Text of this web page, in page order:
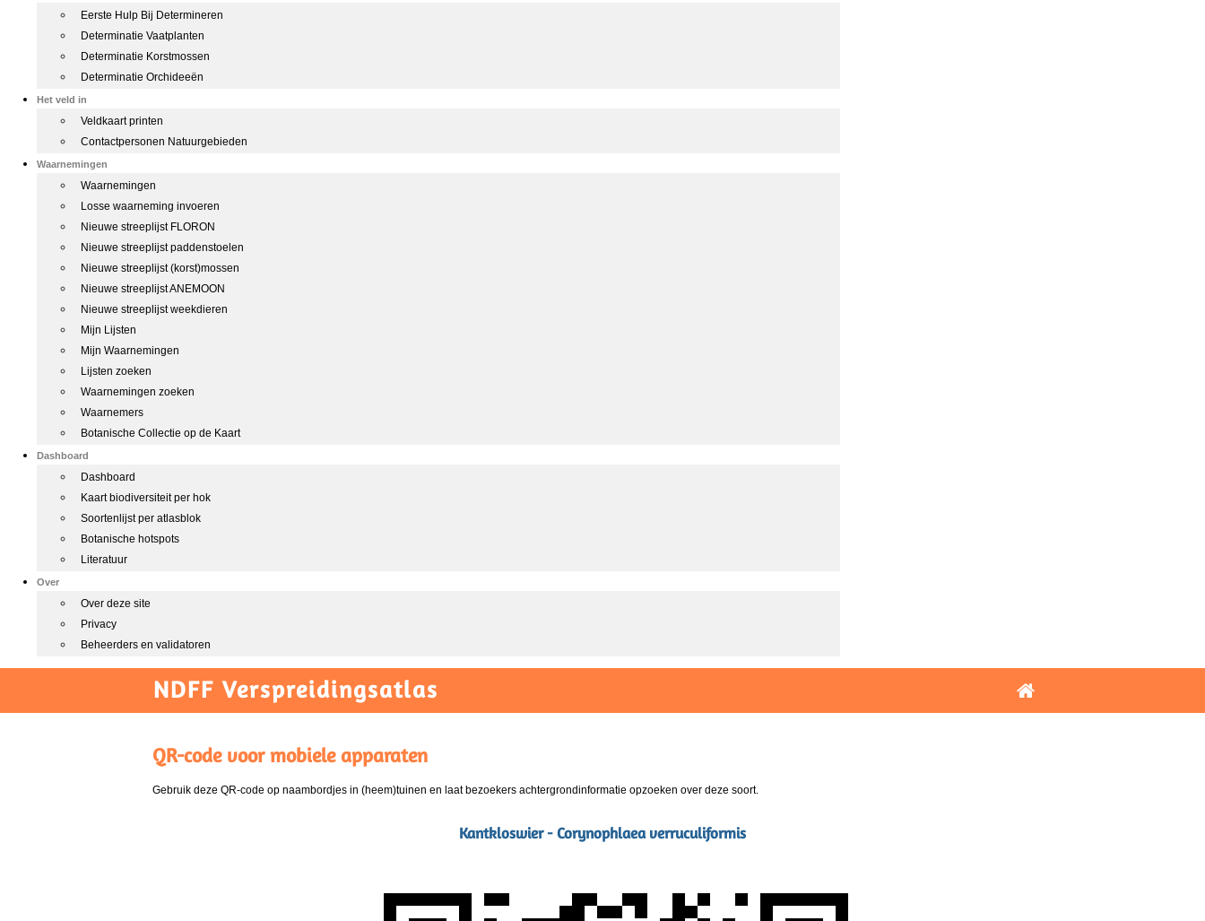
Eerste Hulp Bij Determineren
Determinatie Vaatplanten
Determinatie Korstmossen
Determinatie Orchideeën
Het veld in
Veldkaart printen
Contactpersonen Natuurgebieden
Waarnemingen
Waarnemingen
Losse waarneming invoeren
Nieuwe streeplijst FLORON
Nieuwe streeplijst paddenstoelen
Nieuwe streeplijst (korst)mossen
Nieuwe streeplijst ANEMOON
Nieuwe streeplijst weekdieren
Mijn Lijsten
Mijn Waarnemingen
Lijsten zoeken
Waarnemingen zoeken
Waarnemers
Botanische Collectie op de Kaart
Dashboard
Dashboard
Kaart biodiversiteit per hok
Soortenlijst per atlasblok
Botanische hotspots
Literatuur
Over
Over deze site
Privacy
Beheerders en validatoren
NDFF Verspreidingsatlas
QR-code voor mobiele apparaten
Gebruik deze QR-code op naambordjes in (heem)tuinen en laat bezoekers achtergrondinformatie opzoeken over deze soort.
Kantkloswier - Corynophlaea verruculiformis